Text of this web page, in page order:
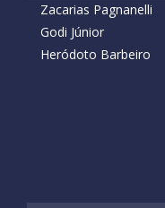
Zacarias Pagnanelli
Godi Júnior
Heródoto Barbeiro